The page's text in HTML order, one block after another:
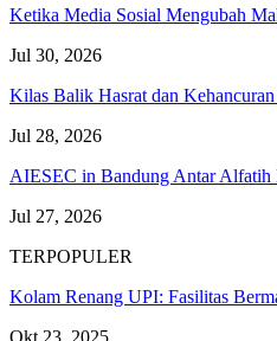
Ketika Media Sosial Mengubah
Jul 30, 2026
Kilas Balik Hasrat dan
Jul 28, 2026
AIESEC in Bandung Antar
Jul 27, 2026
TERPOPULER
Kolam Renang UPI: Fasilitas
Okt 23, 2025